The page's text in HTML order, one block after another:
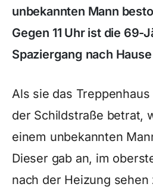
unbekannten Mann
Gegen 11 Uhr ist die 69-
Spaziergang nach
Als sie das
der Schildstraße betrat,
einem unbekannten
Dieser gab an, im
nach der Heizung